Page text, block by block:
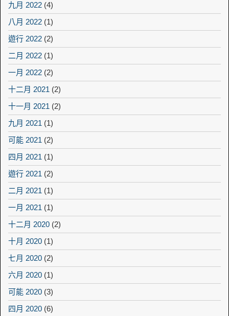
九月 2022 (4)
八月 2022 (1)
遊行 2022 (2)
二月 2022 (1)
一月 2022 (2)
十二月 2021 (2)
十一月 2021 (2)
九月 2021 (1)
可能 2021 (2)
四月 2021 (1)
遊行 2021 (2)
二月 2021 (1)
一月 2021 (1)
十二月 2020 (2)
十月 2020 (1)
七月 2020 (2)
六月 2020 (1)
可能 2020 (3)
四月 2020 (6)